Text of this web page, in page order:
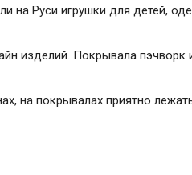
на Руси игрушки для детей,
изделий. Покрывала пэчворк
на покрывалах приятно